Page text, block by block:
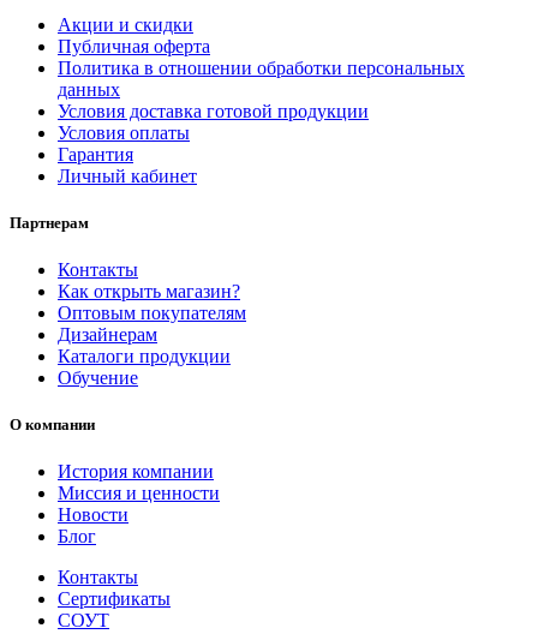
Акции и скидки
Публичная оферта
Политика в отношении обработки персональных
данных
Условия доставка готовой продукции
Условия оплаты
Гарантия
Личный кабинет
Партнерам
Контакты
Как открыть магазин?
Оптовым покупателям
Дизайнерам
Каталоги продукции
Обучение
О компании
История компании
Миссия и ценности
Новости
Блог
Контакты
Сертификаты
СОУТ